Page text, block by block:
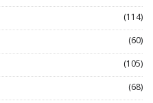
(114)
(60)
(105)
(68)